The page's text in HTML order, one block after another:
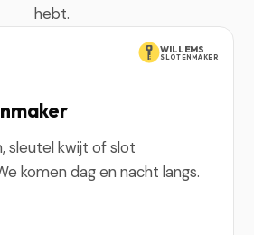
hebt.
WILLEMS
SLOTENMAKER
sleutel kwijt of slot
komen dag en nacht langs.